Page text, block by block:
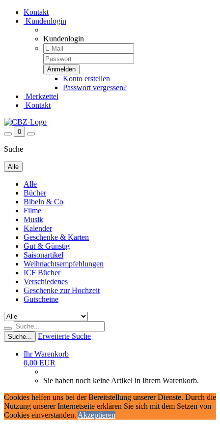
Kontakt
Kundenlogin
Kundenlogin
Konto erstellen
Passwort vergessen?
Merkzettel
Kontakt
0
Suche
Alle
Alle
Bücher
Bibeln & Co
Filme
Musik
Kalender
Geschenke & Karten
Gut & Günstig
Saisonartikel
Weihnachtsempfehlungen
ICF Bücher
Verschiedenes
Geschenke zur Hochzeit
Gutscheine
Suche... Erweiterte Suche
Ihr Warenkorb
0,00 EUR
Sie haben noch keine Artikel in Ihrem Warenkorb.
Cookies helfen uns bei der Bereitstellung unserer Dienste. Durch die
Nutzung unserer Internetseite erklären Sie sich mit dem Setzen von
Cookies einverstanden. Akzeptieren